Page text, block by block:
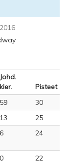
Johd.
kier.
Pisteet
59
30
13
25
6 24
0
22